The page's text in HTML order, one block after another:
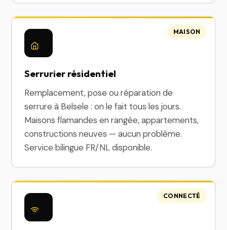
Serrurier résidentiel
Remplacement, pose ou réparation de
serrure à Belsele : on le fait tous les jours.
Maisons flamandes en rangée, appartements,
constructions neuves — aucun problème.
Service bilingue FR/NL disponible.
MAISON
CONNECTÉ